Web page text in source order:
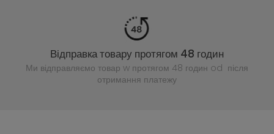
Відправка товару протягом 48 годин
Ми відправляємо товар w протягом 48 годин od після
отримання платежу